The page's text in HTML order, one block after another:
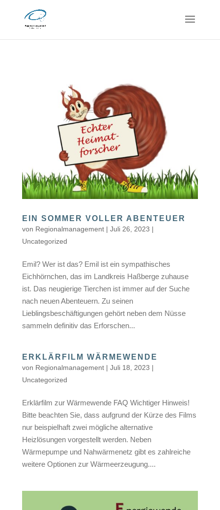
EIN SOMMER VOLLER ABENTEUER
von Regionalmanagement| Juli 26, 2023 |
Uncategorized
Emil? Wer ist das? Emil ist ein sympathisches
Eichhörnchen, das im Landkreis Haßberge zuhause
ist. Das neugierige Tierchen ist immer auf der Suche
nach neuen Abenteuern. Zu seinen
Lieblingsbeschäftigungen gehört neben dem Nüsse
sammeln definitiv das Erforschen...
ERKLÄRFILM WÄRMEWENDE
von Regionalmanagement| Juli 18, 2023 |
Uncategorized
Erklärfilm zur Wärmewende FAQ Wichtiger Hinweis!
Bitte beachten Sie, dass aufgrund der Kürze des Films
nur beispielhaft zwei mögliche alternative
Heizlösungen vorgestellt werden. Neben
Wärmepumpe und Nahwärmenetz gibt es zahlreiche
weitere Optionen zur Wärmeerzeugung....